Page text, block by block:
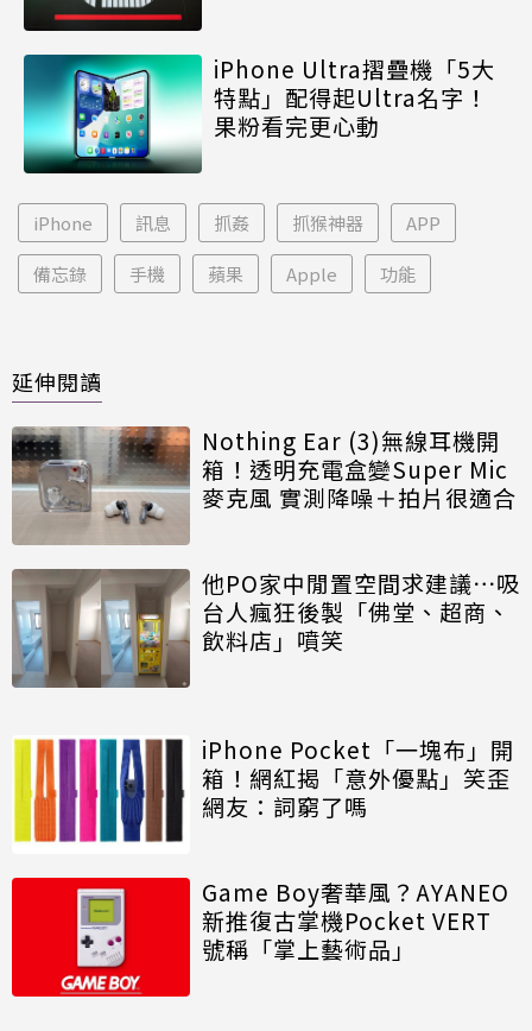
iPhone Ultra摺疊機「5大
特點」配得起Ultra名字！
果粉看完更心動
iPhone 訊息 抓姦 抓猴神器 APP
備忘錄 手機 蘋果 Apple 功能
延伸閱讀
Nothing Ear (3)無線耳機開
箱！透明充電盒變Super Mic
麥克風 實測降噪＋拍片很適合
他PO家中閒置空間求建議⋯吸
台人瘋狂後製「佛堂、超商、
飲料店」噴笑
iPhone Pocket「一塊布」開
箱！網紅揭「意外優點」笑歪
網友：詞窮了嗎
Game Boy奢華風？AYANEO
新推復古掌機Pocket VERT
號稱「掌上藝術品」